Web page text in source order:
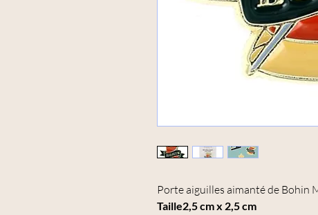
Porte aiguilles aimanté de Bohin
Taille2,5 cm x 2,5 cm